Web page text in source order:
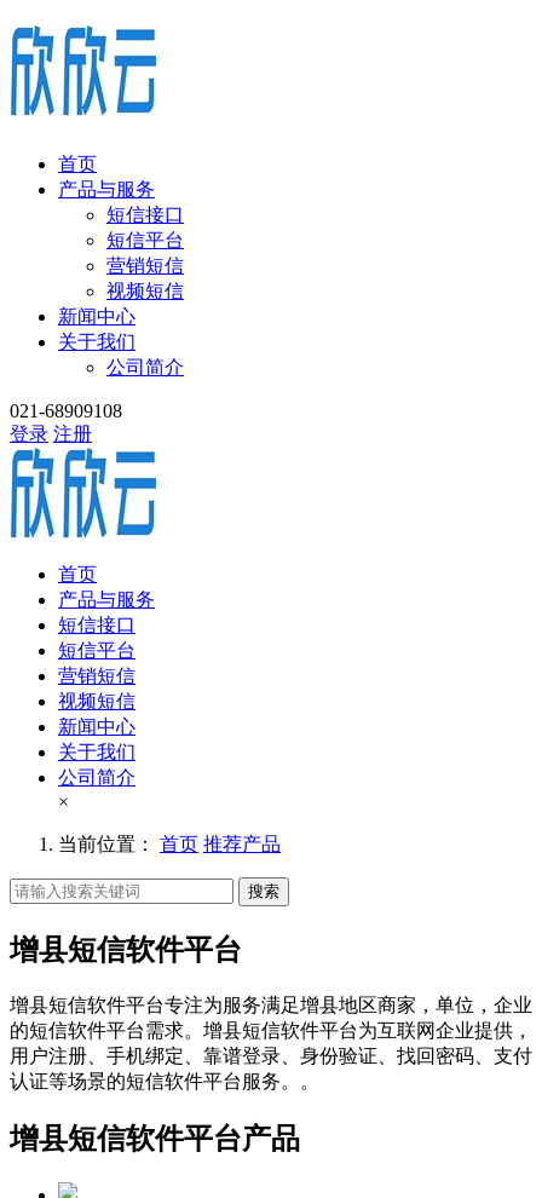
首页
产品与服务
短信接口
短信平台
营销短信
视频短信
新闻中心
关于我们
公司简介
021-68909108
登录 注册
首页
产品与服务
短信接口
短信平台
营销短信
视频短信
新闻中心
关于我们
公司简介
×
当前位置： 首页 推荐产品
搜索
增县短信软件平台
增县短信软件平台专注为服务满足增县地区商家，单位，企业
的短信软件平台需求。增县短信软件平台为互联网企业提供，
用户注册、手机绑定、靠谱登录、身份验证、找回密码、支付
认证等场景的短信软件平台服务。。
增县短信软件平台产品